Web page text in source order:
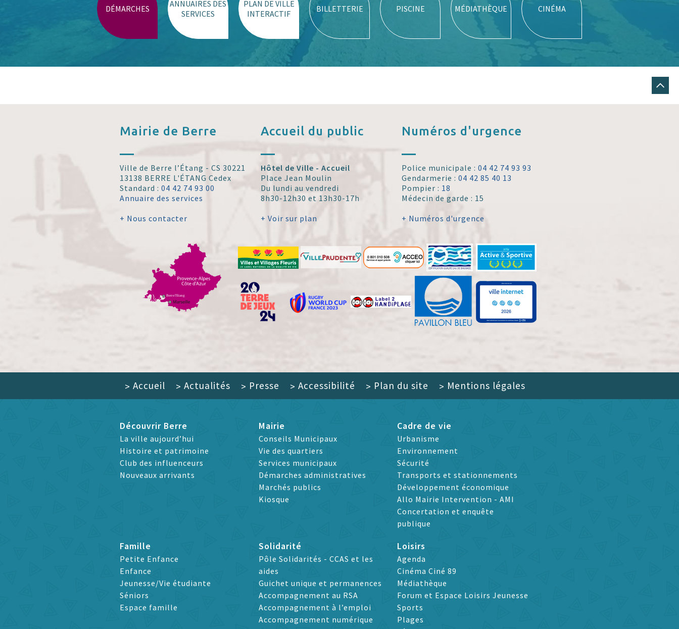
DÉMARCHES
ANNUAIRES DES
SERVICES
PLAN DE VILLE
INTERACTIF
BILLETTERIE PISCINE MÉDIATHÈQUE CINÉMA
Mairie de Berre
Ville de Berre l’Étang - CS 30221
13138 BERRE L'ÉTANG Cedex
Standard :04 42 74 93 00
Annuaire des services
+ Nous contacter
Accueil du public
Hôtel de Ville - Accueil
Place Jean Moulin
Du lundi au vendredi
8h30-12h30 et 13h30-17h
+ Voir sur plan
Numéros d'urgence
Police municipale :04 42 74 93 93
Gendarmerie :04 42 85 40 13
Pompier : 18
Médecin de garde : 15
+ Numéros d'urgence
> Accueil > Actualités > Presse > Accessibilité > Plan du site > Mentions légales
Découvrir Berre
La ville aujourd’hui
Histoire et patrimoine
Club des influenceurs
Nouveaux arrivants
Mairie
Conseils Municipaux
Vie des quartiers
Services municipaux
Démarches administratives
Marchés publics
Kiosque
Cadre de vie
Urbanisme
Environnement
Sécurité
Transports et stationnements
Développement économique
Allo Mairie Intervention - AMI
Concertation et enquête
publique
Famille
Petite Enfance
Enfance
Jeunesse/Vie étudiante
Séniors
Espace famille
Solidarité
Pôle Solidarités - CCAS et les
aides
Guichet unique et permanences
Accompagnement au RSA
Accompagnement à l’emploi
Accompagnement numérique
Loisirs
Agenda
Cinéma Ciné 89
Médiathèque
Forum et Espace Loisirs Jeunesse
Sports
Plages